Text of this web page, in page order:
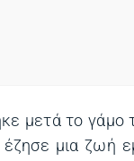
μετά το
μια ζωή